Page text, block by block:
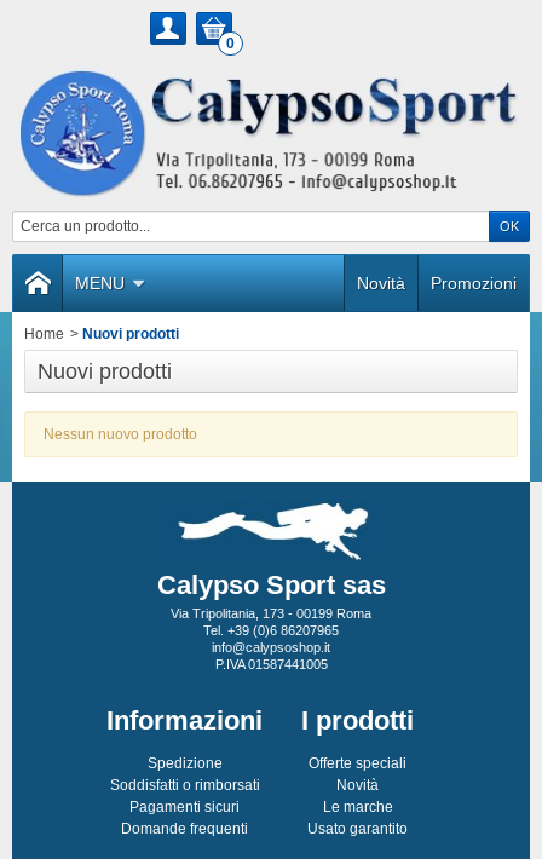
0
MENU Promozioni
Novità
Home > Nuovi prodotti
Nuovi prodotti
Nessun nuovo prodotto
Calypso Sport sas
Via Tripolitania, 173 - 00199 Roma
Tel. +39 (0)6 86207965
info@calypsoshop.it
P.IVA 01587441005
Informazioni
Spedizione
Soddisfatti o rimborsati
Pagamenti sicuri
Domande frequenti
I prodotti
Offerte speciali
Novità
Le marche
Usato garantito